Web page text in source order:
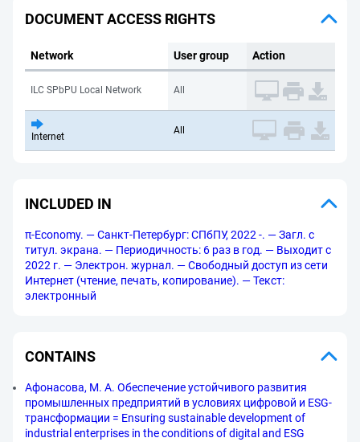
DOCUMENT ACCESS RIGHTS
Network User group Action
ILC SPbPU Local Network All
Internet
All
INCLUDED IN
π-Economy. — Санкт-Петербург: СПбПУ, 2022 -. — Загл. с
титул. экрана. — Периодичность: 6 раз в год. — Выходит с
2022 г. — Электрон. журнал. — Свободный доступ из сети
Интернет (чтение, печать, копирование). — Текст:
электронный
CONTAINS
Афонасова, М. А. Обеспечение устойчивого развития
промышленных предприятий в условиях цифровой и ESG-
трансформации = Ensuring sustainable development of
industrial enterprises in the conditions of digital and ESG